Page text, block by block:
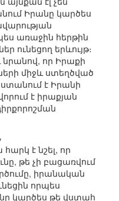
Իրանը կարծես
առաջին հերթին
ունեցող երևույթ։
որ Իրաքի
միջև ստեղծված
է Իրանի
է իրաքյան
է նշել, որ
թե չի բացառվում
իրանական
որպես
կարծես թե վստահ